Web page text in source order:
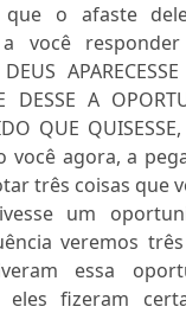
o afaste
você
DESSE A
QUE
você agora, a
três coisas que
um
veremos
essa
eles fizeram